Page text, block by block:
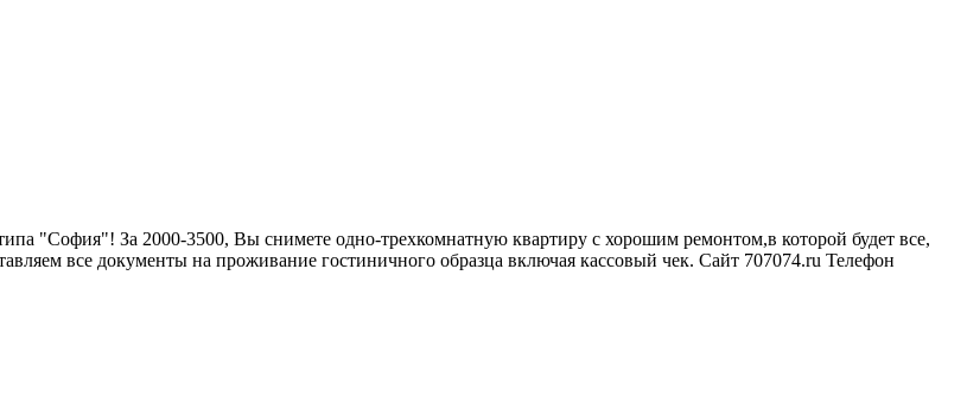
"София"! За 2000-3500, Вы снимете одно-трехкомнатную квартиру с хорошим ремонтом,в которой будет все,
все документы на проживание гостиничного образца включая кассовый чек. Сайт 707074.ru Телефон